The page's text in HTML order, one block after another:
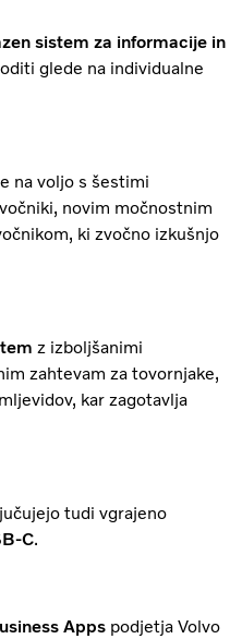
sistem za informacije in
glede na individualne
na voljo s šestimi
novim močnostnim
ki zvočno izkušnjo
z izboljšanimi
zahtevam za tovornjake,
kar zagotavlja
tudi vgrajeno
C.
Apps podjetja Volvo